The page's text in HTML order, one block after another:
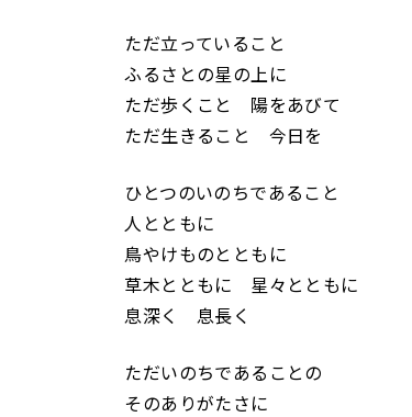
ただ立っていること
ふるさとの星の上に
ただ歩くこと 陽をあびて
ただ生きること 今日を
ひとつのいのちであること
人とともに
鳥やけものとともに
草木とともに 星々とともに
息深く 息長く
ただいのちであることの
そのありがたさに